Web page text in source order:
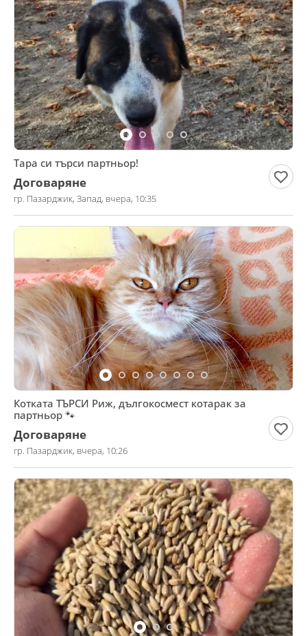
Тара си търси партньор!
Договаряне
гр. Пазарджик, Запад, вчера, 10:35
Котката ТЪРСИ Риж, дългокосмест котарак за
партньор 🐾
Договаряне
гр. Пазарджик, вчера, 10:26